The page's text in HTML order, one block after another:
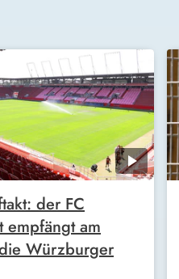
der FC
empfängt am
Würzburger